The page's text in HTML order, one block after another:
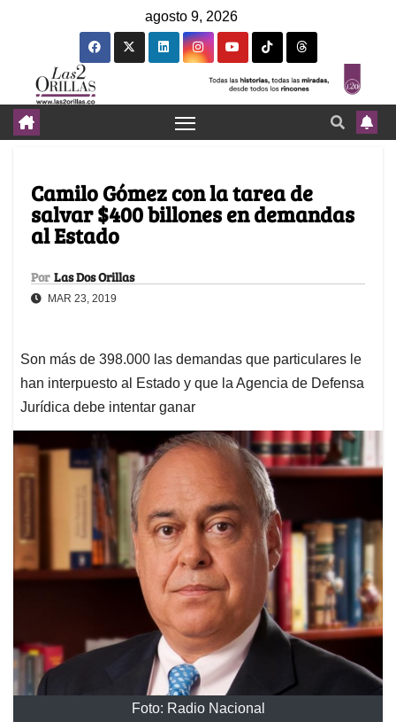
agosto 9, 2026
Camilo Gómez con la tarea de
salvar $400 billones en demandas
al Estado
Por Las Dos Orillas
MAR 23, 2019
Son más de 398.000 las demandas que particulares le
han interpuesto al Estado y que la Agencia de Defensa
Jurídica debe intentar ganar
Foto: Radio Nacional